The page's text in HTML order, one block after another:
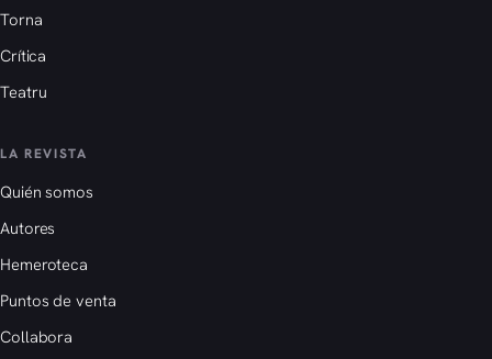
Torna
Crítica
Teatru
LA REVISTA
Quién somos
Autores
Hemeroteca
Puntos de venta
Collabora